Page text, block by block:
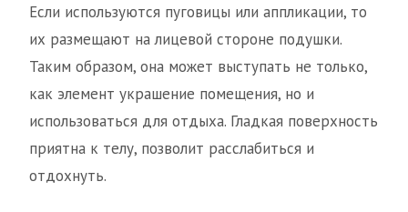
Если используются пуговицы или аппликации, то
их размещают на лицевой стороне подушки.
Таким образом, она может выступать не только,
как элемент украшение помещения, но и
использоваться для отдыха. Гладкая поверхность
приятна к телу, позволит расслабиться и
отдохнуть.